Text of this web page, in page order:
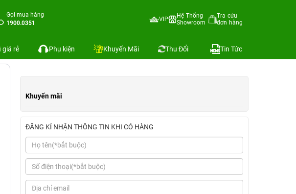
Gọi mua hàng
1900.0351
VIP
Hệ Thống
Showroom
Tra cứu
đơn hàng
giá rẻ Phụ kiện Khuyến Mãi Thu Đổi Tin Tức
iPhone 15 (Dán ZAGG+Ốp ZAGG)
Khuyến mãi
ĐĂNG KÍ NHẬN THÔNG TIN KHI CÓ HÀNG